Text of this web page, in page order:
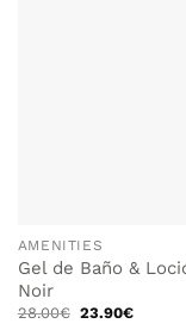
AMENITIES
Gel de Baño &
Noir
28.00€ El
23.90€El